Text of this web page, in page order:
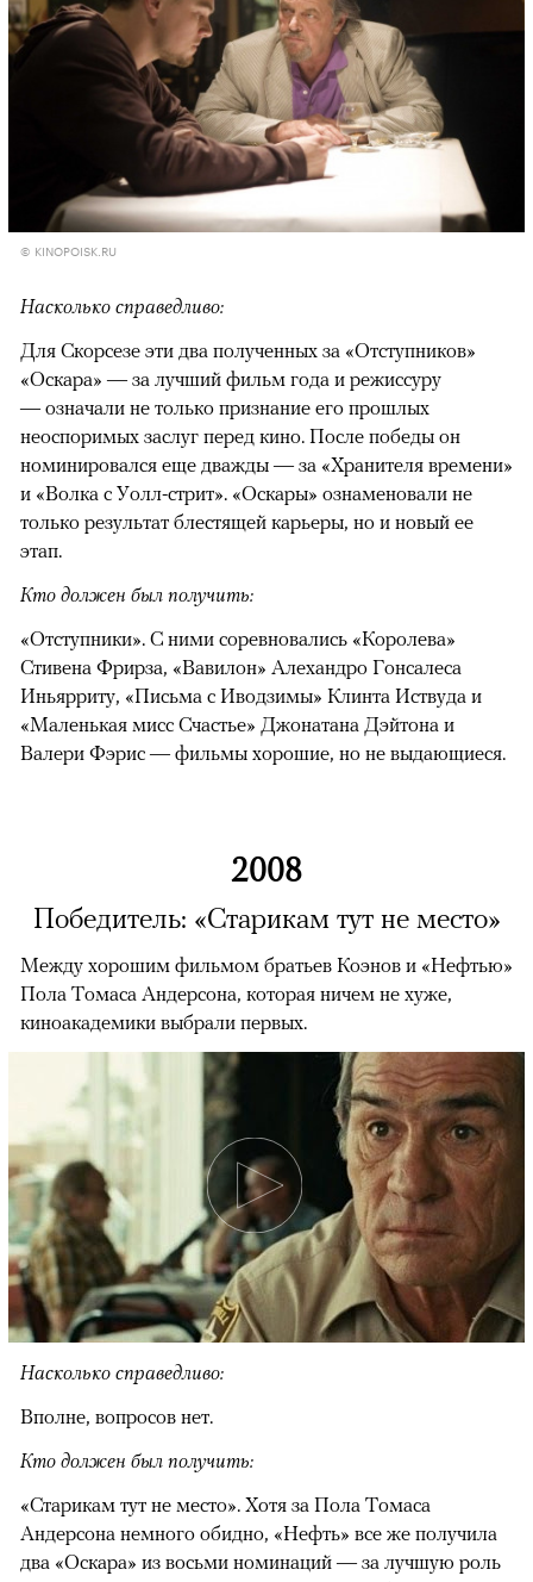
© KINOPOISK.RU
Насколько справедливо:
Для Скорсезе эти два полученных за «Отступников»
«Оскара» — за лучший фильм года и режиссуру
— означали не только признание его прошлых
неоспоримых заслуг перед кино. После победы он
номинировался еще дважды — за «Хранителя времени»
и «Волка с Уолл-стрит». «Оскары» ознаменовали не
только результат блестящей карьеры, но и новый ее
этап.
Кто должен был получить:
«Отступники». С ними соревновались «Королева»
Стивена Фрирза, «Вавилон» Алехандро Гонсалеса
Иньярриту, «Письма с Иводзимы» Клинта Иствуда и
«Маленькая мисс Счастье» Джонатана Дэйтона и
Валери Фэрис — фильмы хорошие, но не выдающиеся.
2008
Победитель: «Старикам тут не место»
Между хорошим фильмом братьев Коэнов и «Нефтью»
Пола Томаса Андерсона, которая ничем не хуже,
киноакадемики выбрали первых.
Насколько справедливо:
Вполне, вопросов нет.
Кто должен был получить:
«Старикам тут не место». Хотя за Пола Томаса
Андерсона немного обидно, «Нефть» все же получила
два «Оскара» из восьми номинаций — за лучшую роль